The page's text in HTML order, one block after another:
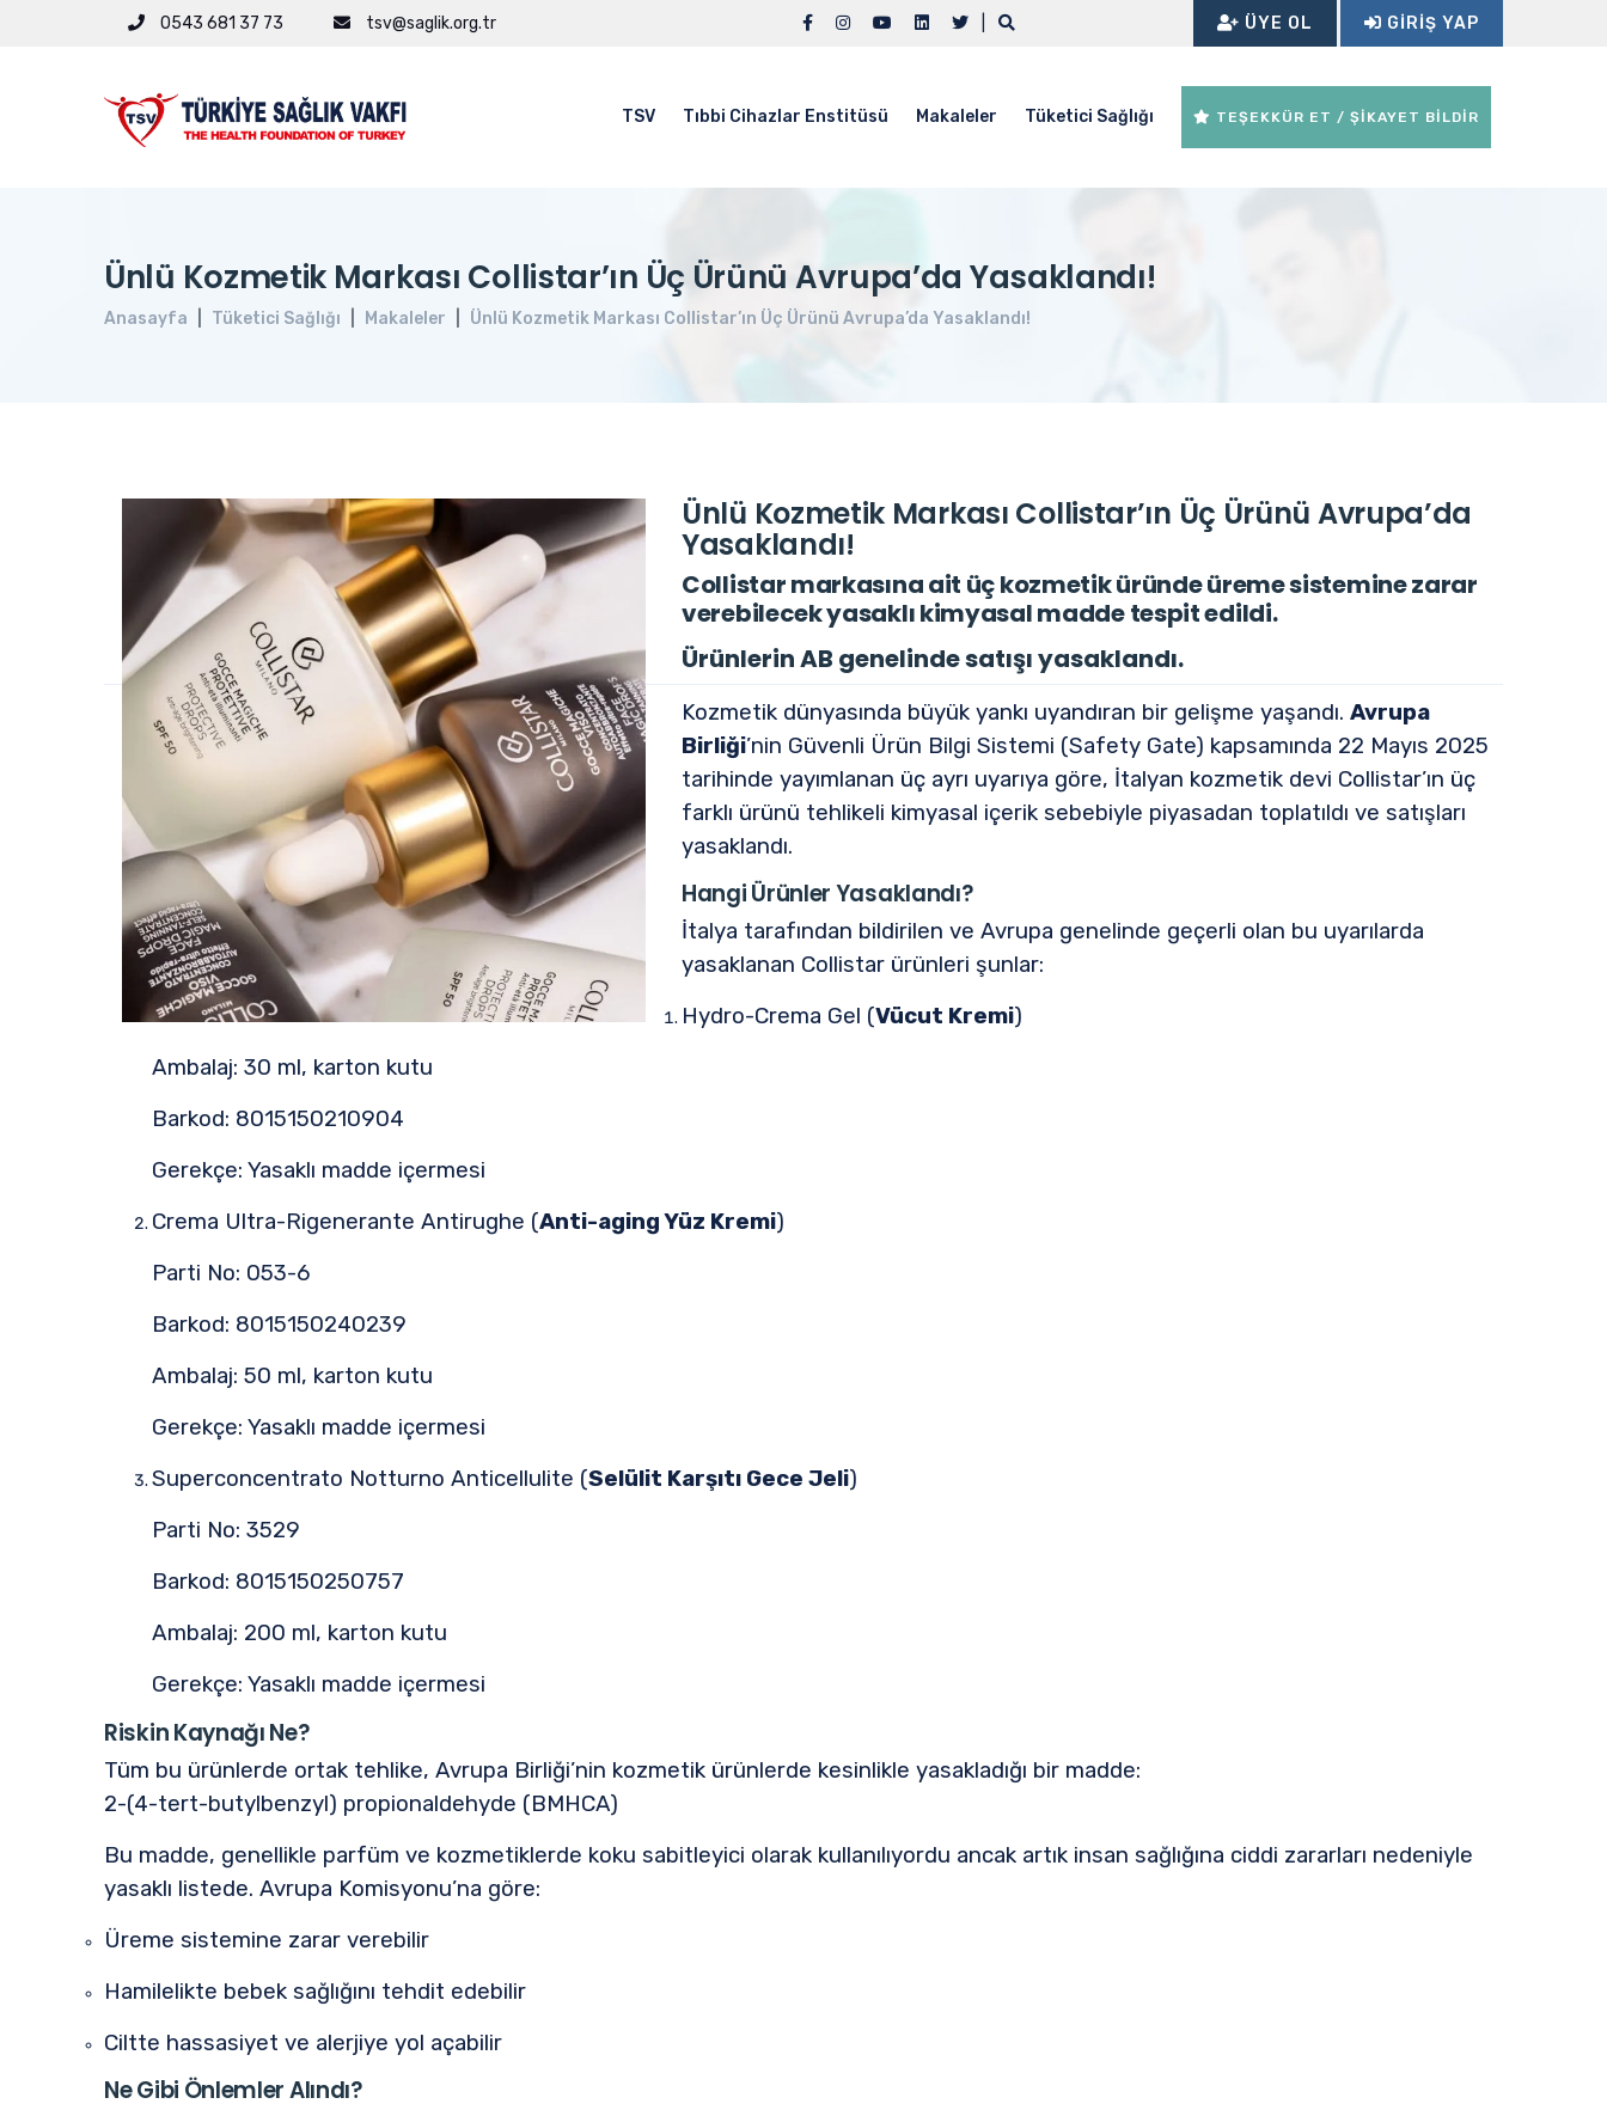
0543 681 37 73 tsv@saglik.org.tr ÜYE OL GIRIŞ YAP
TSV Tıbbi Cihazlar Enstitüsü Makaleler Tüketici Sağlığı TEŞEKKÜR ET / ŞİKAYET BİLDİR
Ünlü Kozmetik Markası Collistar’ın Üç Ürünü Avrupa’da Yasaklandı!
Anasayfa Tüketici Sağlığı Makaleler Ünlü Kozmetik Markası Collistar’ın Üç Ürünü Avrupa’da Yasaklandı!
Ünlü Kozmetik Markası Collistar’ın Üç Ürünü Avrupa’da
Yasaklandı!
Collistar markasına ait üç kozmetik üründe üreme sistemine zarar
verebilecek yasaklı kimyasal madde tespit edildi.
Ürünlerin AB genelinde satışı yasaklandı.
Kozmetik dünyasında büyük yankı uyandıran bir gelişme yaşandı. Avrupa
Birliği’nin Güvenli Ürün Bilgi Sistemi (Safety Gate) kapsamında 22 Mayıs 2025
tarihinde yayımlanan üç ayrı uyarıya göre, İtalyan kozmetik devi Collistar’ın üç
farklı ürünü tehlikeli kimyasal içerik sebebiyle piyasadan toplatıldı ve satışları
yasaklandı.
Hangi Ürünler Yasaklandı?
İtalya tarafından bildirilen ve Avrupa genelinde geçerli olan bu uyarılarda
yasaklanan Collistar ürünleri şunlar:
Hydro-Crema Gel (Vücut Kremi)
Ambalaj: 30 ml, karton kutu
Barkod: 8015150210904
Gerekçe: Yasaklı madde içermesi
Crema Ultra-Rigenerante Antirughe (Anti-aging Yüz Kremi)
Parti No: 053-6
Barkod: 8015150240239
Ambalaj: 50 ml, karton kutu
Gerekçe: Yasaklı madde içermesi
Superconcentrato Notturno Anticellulite (Selülit Karşıtı Gece Jeli)
Parti No: 3529
Barkod: 8015150250757
Ambalaj: 200 ml, karton kutu
Gerekçe: Yasaklı madde içermesi
Riskin Kaynağı Ne?
Tüm bu ürünlerde ortak tehlike, Avrupa Birliği’nin kozmetik ürünlerde kesinlikle yasakladığı bir madde:
2-(4-tert-butylbenzyl) propionaldehyde (BMHCA)
Bu madde, genellikle parfüm ve kozmetiklerde koku sabitleyici olarak kullanılıyordu ancak artık insan sağlığına ciddi zararları nedeniyle
yasaklı listede. Avrupa Komisyonu’na göre:
Üreme sistemine zarar verebilir
Hamilelikte bebek sağlığını tehdit edebilir
Ciltte hassasiyet ve alerjiye yol açabilir
Ne Gibi Önlemler Alındı?